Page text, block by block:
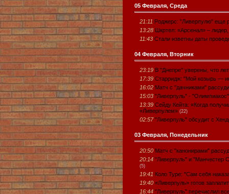
05 Февраля, Среда
21:11 Роджерс: "Ливерпулю" еще
13:28 Шкртел: «Арсенал» –
11:43 Стали изветны даты
04 Февраля, Вторник
23:19 В "Днепре" уверены, что
17:39 Старридж: "Мой козырь —
16:02 Матч с "дачниками"
15:03 "Ливерпуль" -
13:39 Сейду Кейта: «Когда
«Ливерпулем» (22)
02:57 "Ливерпуль" обсудит с
03 Февраля, Понедельник
20:50 Матч с "канонирами"
20:14 "Ливерпуль" и "Манчестер
(5)
19:41 Коло Туре: "Сам себя
19:40 «Ливерпуль» готов
16:44 "Ливерпуль" перечислил